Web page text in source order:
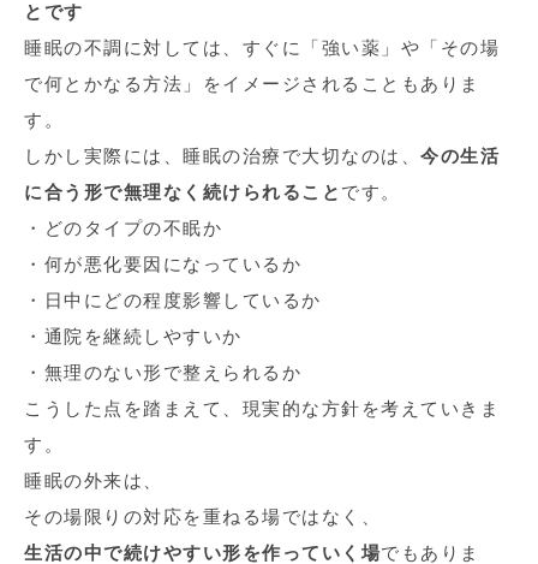
とです
睡眠の不調に対しては、すぐに「強い薬」や「その場
で何とかなる方法」をイメージされることもありま
す。
しかし実際には、睡眠の治療で大切なのは、 今の生活
に合う形で無理なく続けられること です。
・どのタイプの不眠か
・何が悪化要因になっているか
・日中にどの程度影響しているか
・通院を継続しやすいか
・無理のない形で整えられるか
こうした点を踏まえて、現実的な方針を考えていきま
す。
睡眠の外来は、
その場限りの対応を重ねる場ではなく、
生活の中で続けやすい形を作っていく場でもありま